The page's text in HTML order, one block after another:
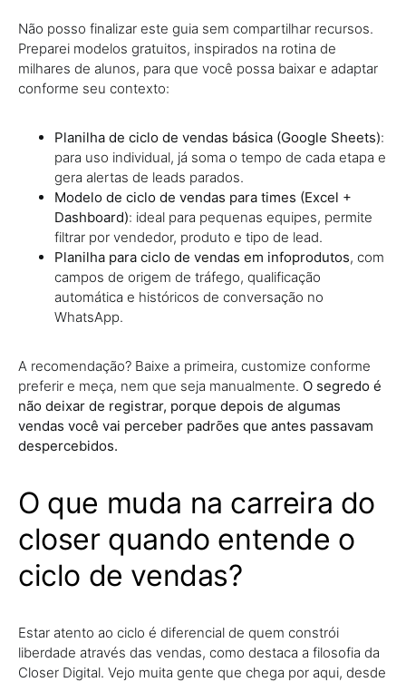
Não posso finalizar este guia sem compartilhar recursos.
Preparei modelos gratuitos, inspirados na rotina de
milhares de alunos, para que você possa baixar e adaptar
conforme seu contexto:
Planilha de ciclo de vendas básica (Google Sheets):
para uso individual, já soma o tempo de cada etapa e
gera alertas de leads parados.
Modelo de ciclo de vendas para times (Excel +
Dashboard): ideal para pequenas equipes, permite
filtrar por vendedor, produto e tipo de lead.
Planilha para ciclo de vendas em infoprodutos, com
campos de origem de tráfego, qualificação
automática e históricos de conversação no
WhatsApp.
A recomendação? Baixe a primeira, customize conforme
preferir e meça, nem que seja manualmente. O segredo é
não deixar de registrar, porque depois de algumas
vendas você vai perceber padrões que antes passavam
despercebidos.
O que muda na carreira do
closer quando entende o
ciclo de vendas?
Estar atento ao ciclo é diferencial de quem constrói
liberdade através das vendas, como destaca a filosofia da
Closer Digital. Vejo muita gente que chega por aqui, desde